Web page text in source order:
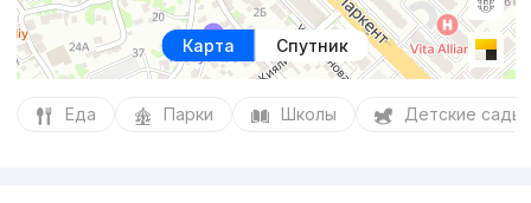
Карта Спутник
Еда Парки Школы Детские сады